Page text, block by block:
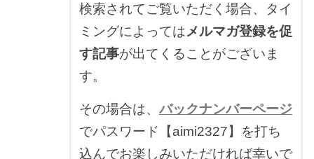
検索されてご覧いただく場合、タイ
ミングによってはメルマガ登録を促
す記事が出てくることがございま
す。
その場合は、バックナンバーページ
でパスワード【aimi2327】を打ち
込んでお楽しみいただければ幸いで